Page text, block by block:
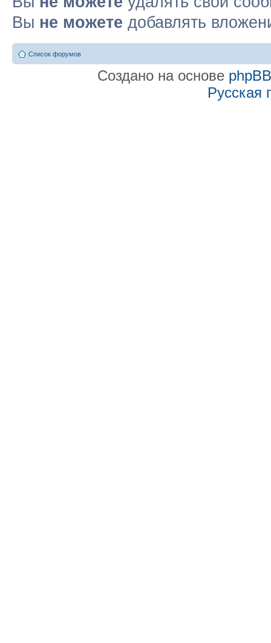
Вы не можете добавлять
Список форумов
Создано на основе phpBB
Русская